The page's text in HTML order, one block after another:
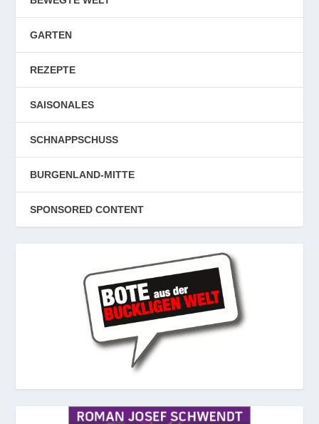
GARTEN
REZEPTE
SAISONALES
SCHNAPPSCHUSS
BURGENLAND-MITTE
SPONSORED CONTENT